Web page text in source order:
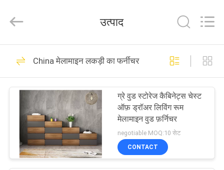
उत्पादों
हमारे
Furniture
Co.,Ltd.
Reserved.
लक्ज़री लिविंग रूम
फ़र्निचर
56
39
उत्पाद
China मेलामाइन लकड़ी का फर्नीचर
ग्रे वुड स्टोरेज कैबिनेट्स चेस्ट
ऑफ़ ड्रॉअर लिविंग रूम
मेलामाइन वुड फ़र्निचर
negotiable MOQ:10 सेट
CONTACT